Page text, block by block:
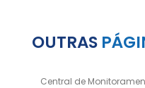
OUTRAS
Central de